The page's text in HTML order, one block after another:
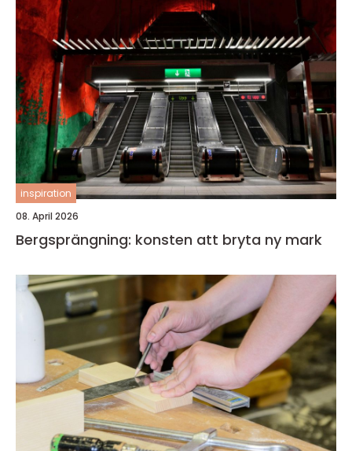
inspiration
08. April 2026
Bergsprängning: konsten att bryta ny mark